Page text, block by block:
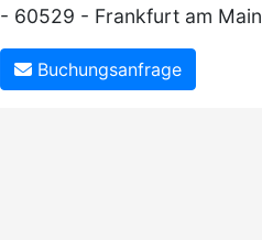
- 60529 - Frankfurt am Main
Buchungsanfrage